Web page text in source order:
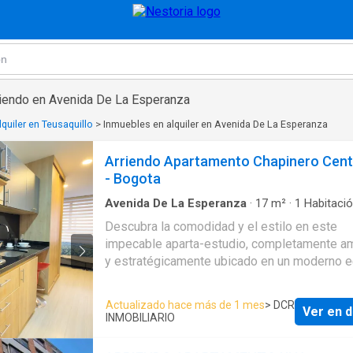
en Avenida De La Esperanza
en Teusaquillo > Inmuebles en alquiler en Avenida De La Esperanza
Arriendo Apartamento Chapinero
- Bogota
Avenida De La Esperanza · 17 m² · 1
Ascensor·Seguridad privada·Piscina
Descubra la comodidad y el estilo en este
impecable aparta-estudio, completamente
y estratégicamente ubicado en un moderno
urbano, diseñado para una vida sin
cuenta con una acogedora habitación, un
completo y una cocina equipada con estufa
Actualizado hace más de 1 mes> DCR
INMOBILIARIO
Ver en